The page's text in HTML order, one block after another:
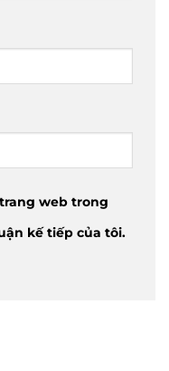
web trong
kế tiếp của tôi.